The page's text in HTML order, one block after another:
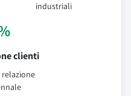
industriali
clienti